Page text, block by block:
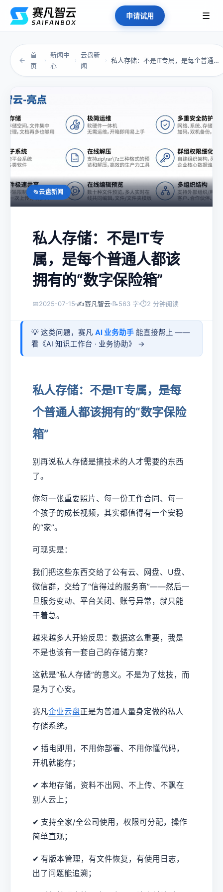
申请试用 ☰
←
首
页
›
新闻中
心
›
云盘新
闻
› 私人存储：不是IT专属，是每个普通人都该拥有...
云盘新闻
私人存储：不是IT专
属，是每个普通人都该
拥有的“数字保险箱”
📅2025-07-15 ✍️赛凡智云 📝563 字 ⏱2 分钟阅读
💡 这类问题，赛凡 AI 业务助手 能直接帮上 ——
看《AI 知识工作台 · 业务协助》 →
私人存储：不是IT专属，是每
个普通人都该拥有的“数字保险
箱”
别再说私人存储是搞技术的人才需要的东西
了。
你每一张重要照片、每一份工作合同、每一
个孩子的成长视频，其实都值得有一个安稳
的“家”。
可现实是：
我们把这些东西交给了公有云、网盘、U盘、
微信群，交给了“信得过的服务商”——然后一
旦服务变动、平台关闭、账号异常，就只能
干着急。
越来越多人开始反思：数据这么重要，我是
不是也该有一套自己的存储方案？
这就是“私人存储”的意义。不是为了炫技，而
是为了心安。
赛凡企业云盘正是为普通人量身定做的私人
存储系统。
✔ 插电即用，不用你部署、不用你懂代码，
开机就能存；
✔ 本地存储，资料不出网、不上传、不飘在
别人云上；
✔ 支持全家/全公司使用，权限可分配，操作
简单直观；
✔ 有版本管理，有文件恢复，有使用日志，
出了问题能追溯；